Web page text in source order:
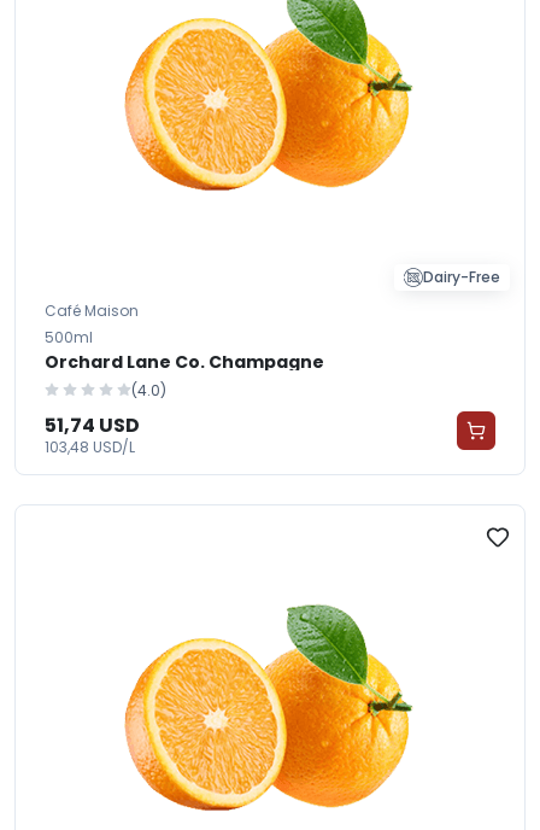
Dairy-Free
Café Maison
500ml
Orchard Lane Co. Champagne
(4.0)
51,74 USD
103,48 USD/L